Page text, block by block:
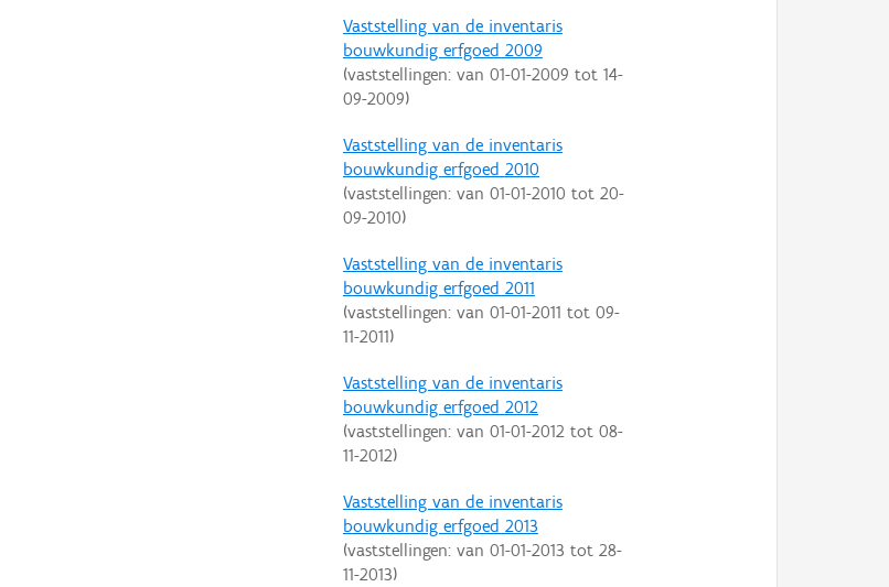
Vaststelling van de inventaris
bouwkundig erfgoed 2009
(vaststellingen: van 01-01-2009 tot 14-
09-2009)
Vaststelling van de inventaris
bouwkundig erfgoed 2010
(vaststellingen: van 01-01-2010 tot 20-
09-2010)
Vaststelling van de inventaris
bouwkundig erfgoed 2011
(vaststellingen: van 01-01-2011 tot 09-
11-2011)
Vaststelling van de inventaris
bouwkundig erfgoed 2012
(vaststellingen: van 01-01-2012tot 08-
11-2012)
Vaststelling van de inventaris
bouwkundig erfgoed 2013
(vaststellingen: van 01-01-2013 tot 28-
11-2013)